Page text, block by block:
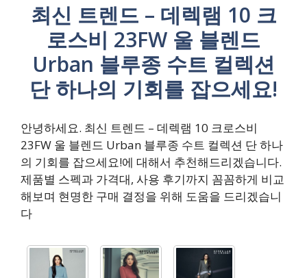
최신 트렌드 – 데렉램 10 크
로스비 23FW 울 블렌드
Urban 블루종 수트 컬렉션
단 하나의 기회를 잡으세요!
안녕하세요. 최신 트렌드 – 데렉램 10 크로스비
23FW 울 블렌드 Urban 블루종 수트 컬렉션 단 하나
의 기회를 잡으세요!에 대해서 추천해드리겠습니다.
제품별 스펙과 가격대, 사용 후기까지 꼼꼼하게 비교
해보며 현명한 구매 결정을 위해 도움을 드리겠습니
다